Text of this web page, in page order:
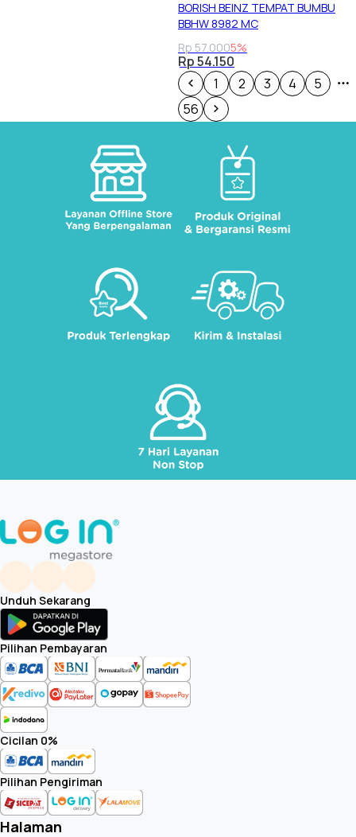
BORISH BEINZ TEMPAT BUMBU
BBHW 8982 MC
Rp 57.0005%
Rp 54.150
1
2 3 4
5
56
Unduh Sekarang
Pilihan Pembayaran
Cicilan 0%
Pilihan Pengiriman
Halaman